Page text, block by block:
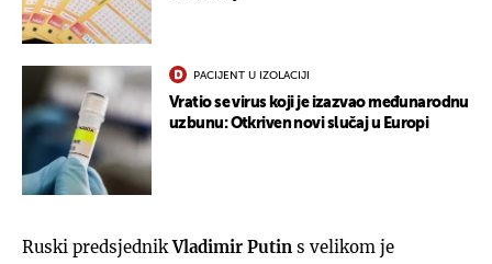
PACIJENT U IZOLACIJI
Vratio se virus koji je izazvao međunarodnu
uzbunu: Otkriven novi slučaj u Europi
Ruski predsjednikVladimir Putin s velikom je